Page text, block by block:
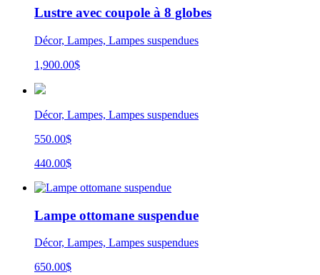
Lustre avec coupole à 8 globes
Décor, Lampes, Lampes suspendues
1,900.00$
Décor, Lampes, Lampes suspendues
550.00$
440.00$
Lampe ottomane suspendue
Décor, Lampes, Lampes suspendues
650.00$